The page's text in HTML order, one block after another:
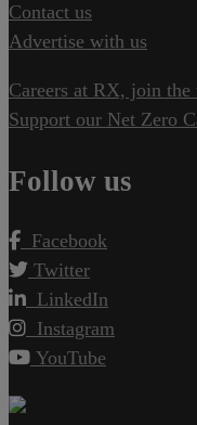
Contact us
Advertise with us
Careers at RX, join the
Support our Net Zero
Follow us
Facebook
Twitter
LinkedIn
Instagram
YouTube